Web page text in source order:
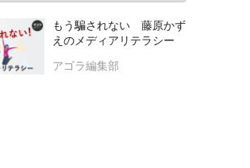
もう騙されない 藤原かず
えのメディアリテラシー
アゴラ編集部